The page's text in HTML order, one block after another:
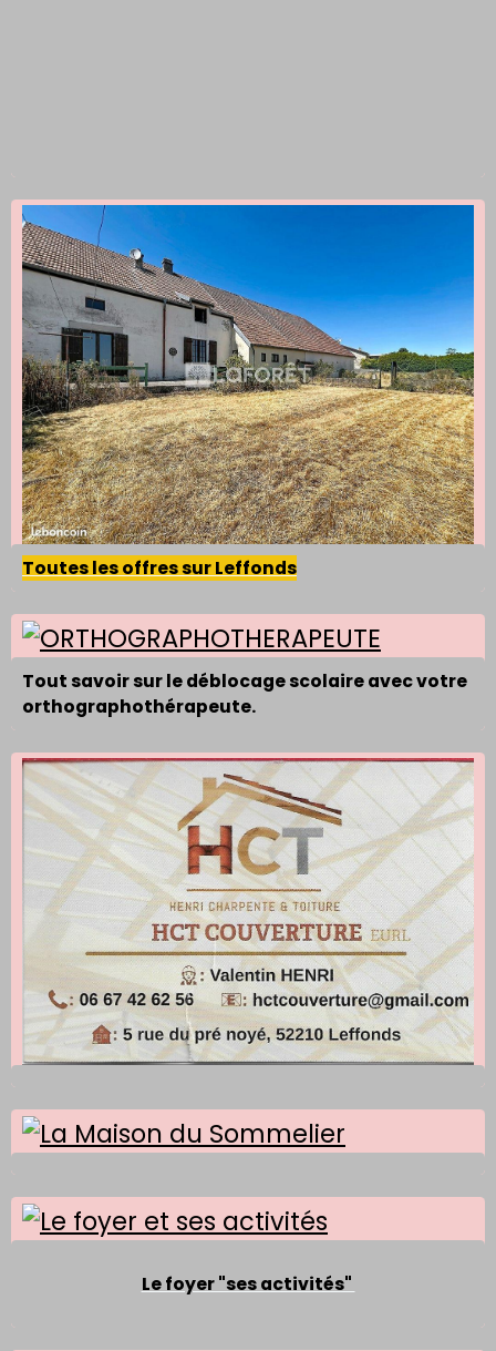
Toutes les offres sur Leffonds
Tout savoir sur le déblocage scolaire avec votre
orthographothérapeute.
Le foyer "ses activités"